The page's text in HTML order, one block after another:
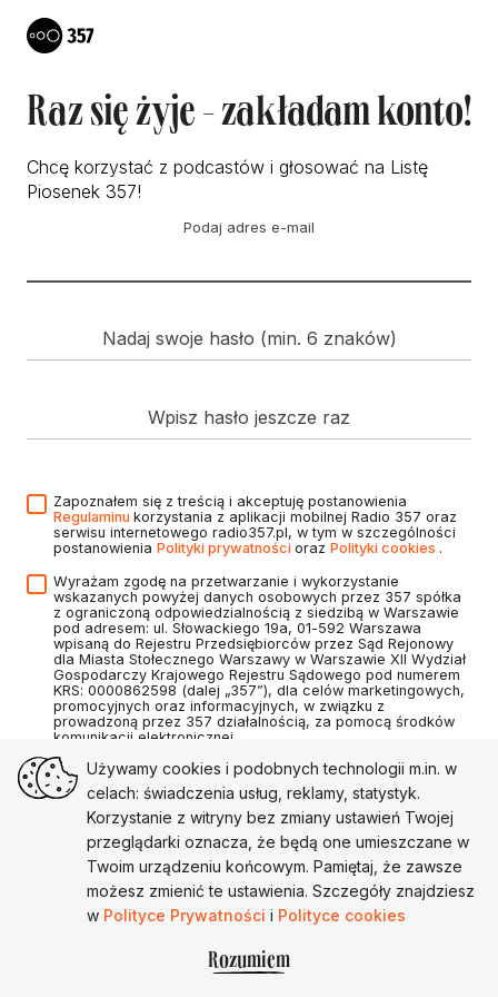
Raz się żyje - zakładam konto!
Chcę korzystać z podcastów i głosować na Listę
Piosenek 357!
Podaj adres e-mail
Nadaj swoje hasło (min. 6 znaków)
Wpisz hasło jeszcze raz
Zapoznałem się z treścią i akceptuję postanowienia
Regulaminu korzystania z aplikacji mobilnej Radio 357 oraz
serwisu internetowego radio357.pl, w tym w szczególności
postanowienia Polityki prywatności oraz Polityki cookies .
Wyrażam zgodę na przetwarzanie i wykorzystanie
wskazanych powyżej danych osobowych przez 357 spółka
z ograniczoną odpowiedzialnością z siedzibą w Warszawie
pod adresem: ul. Słowackiego 19a, 01-592 Warszawa
wpisaną do Rejestru Przedsiębiorców przez Sąd Rejonowy
dla Miasta Stołecznego Warszawy w Warszawie XII Wydział
Gospodarczy Krajowego Rejestru Sądowego pod numerem
KRS: 0000862598 (dalej „357”), dla celów marketingowych,
promocyjnych oraz informacyjnych, w związku z
prowadzoną przez 357 działalnością, za pomocą środków
komunikacji elektronicznej.
Utwórz konto
Masz już konto?Zaloguj się
Używamy cookies i podobnych technologii m.in. w
celach: świadczenia usług, reklamy, statystyk.
Korzystanie z witryny bez zmiany ustawień Twojej
przeglądarki oznacza, że będą one umieszczane w
Twoim urządzeniu końcowym. Pamiętaj, że zawsze
możesz zmienić te ustawienia. Szczegóły znajdziesz
w Polityce Prywatności i Polityce cookies
Rozumiem